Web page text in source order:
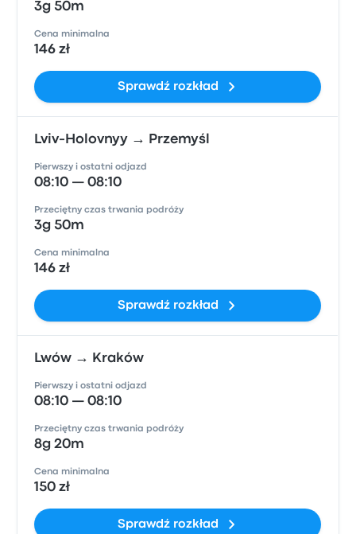
3g 50m
Cena minimalna
146 zł
Sprawdź rozkład
Lviv-Holovnyy → Przemyśl
Pierwszy i ostatni odjazd
08:10 — 08:10
Przeciętny czas trwania podróży
3g 50m
Cena minimalna
146 zł
Sprawdź rozkład
Lwów → Kraków
Pierwszy i ostatni odjazd
08:10 — 08:10
Przeciętny czas trwania podróży
8g 20m
Cena minimalna
150 zł
Sprawdź rozkład